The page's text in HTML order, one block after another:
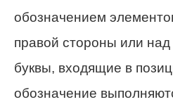
обозначением
правой стороны или
буквы, входящие в
обозначение